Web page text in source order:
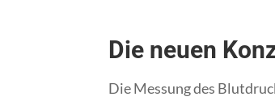
Die neuen
Die Messung des